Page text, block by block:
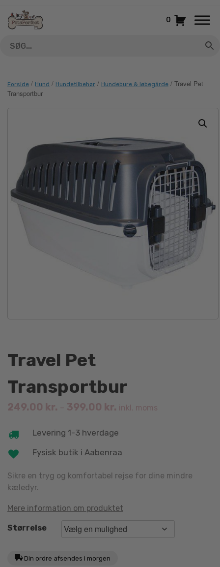
indhold
0
Forside / Hund / Hundetilbehør / Hundebure & løbegårde / Travel Pet
Transportbur
Travel Pet
Transportbur
249.00 kr. – 399.00 kr. inkl. moms
Levering 1-3 hverdage
Fysisk butik i Aabenraa
Sikre en tryg og komfortabel rejse for dine mindre
kæledyr.
Mere information om produktet
Størrelse
Din ordre afsendes i morgen